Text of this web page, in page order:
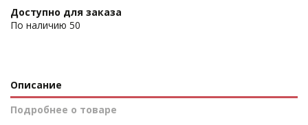
Доступно для заказа
По наличию 50
Описание
Подробнее о товаре